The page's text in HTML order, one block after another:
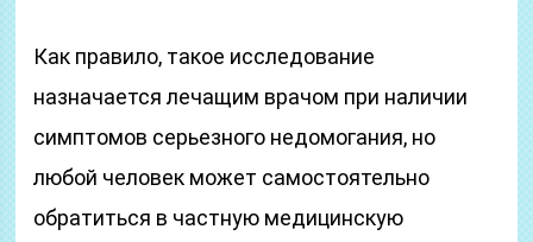
Как правило, такое исследование
назначается лечащим врачом при наличии
симптомов серьезного недомогания, но
любой человек может самостоятельно
обратиться в частную медицинскую